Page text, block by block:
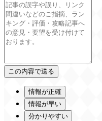
情報が正確
情報が早い
分かりやすい